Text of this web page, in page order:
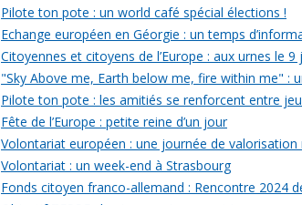
Pilote ton pote : un world café spécial élections !
Echange européen en Géorgie : un temps
Citoyennes et citoyens de l’Europe : aux urnes le 9
"Sky Above me, Earth below me, fire within me" :
Pilote ton pote : les amitiés se renforcent entre
Fête de l’Europe : petite reine d’un jour
Volontariat européen : une journée de valorisation
Volontariat : un week-end à Strasbourg
Fonds citoyen franco-allemand : Rencontre 2024